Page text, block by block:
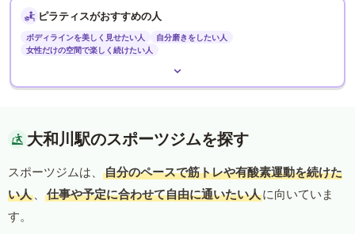
ピラティスがおすすめの人
ボディラインを美しく見せたい人
自分磨きをしたい人
女性だけの空間で楽しく続けたい人
大和川駅のスポーツジムを探す
スポーツジムは、
自分のペースで筋トレや有酸素運動を続けた
い人 、 仕事や予定に合わせて自由に通いたい人に向いていま
す。